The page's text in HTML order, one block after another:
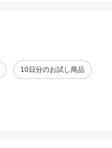
10日分のお試し商品